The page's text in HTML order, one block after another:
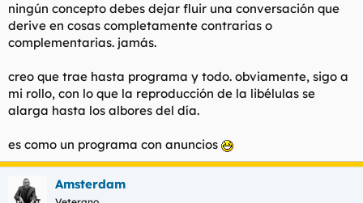
ningún concepto debes dejar fluir una conversación que
derive en cosas completamente contrarias o
complementarias. jamás.
creo que trae hasta programa y todo. obviamente, sigo a
mi rollo, con lo que la reproducción de la libélulas se
alarga hasta los albores del día.
es como un programa con anuncios
Amsterdam